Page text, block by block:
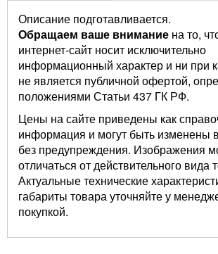
Описание подготавливается.
Обращаем ваше внимание на то,
интернет-сайт носит исключительно
информационный характер и ни при
не является публичной офертой,
положениями Статьи 437 ГК РФ.
Цены на сайте приведены как
информация и могут быть изменены
без предупреждения. Изображения
отличаться от действительного вида
Актуальные технические
габариты товара уточняйте у
покупкой.